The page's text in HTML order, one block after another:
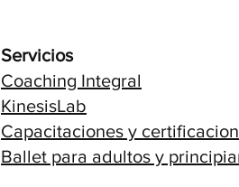
Servicios
Coaching Integral
KinesisLab
Capacitaciones y
Ballet para adultos y